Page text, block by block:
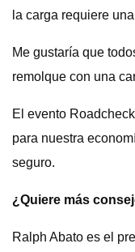
la carga requiere
Me gustaría que
remolque con una
El evento
para nuestra
seguro.
¿Quiere más
Ralph Abato es el